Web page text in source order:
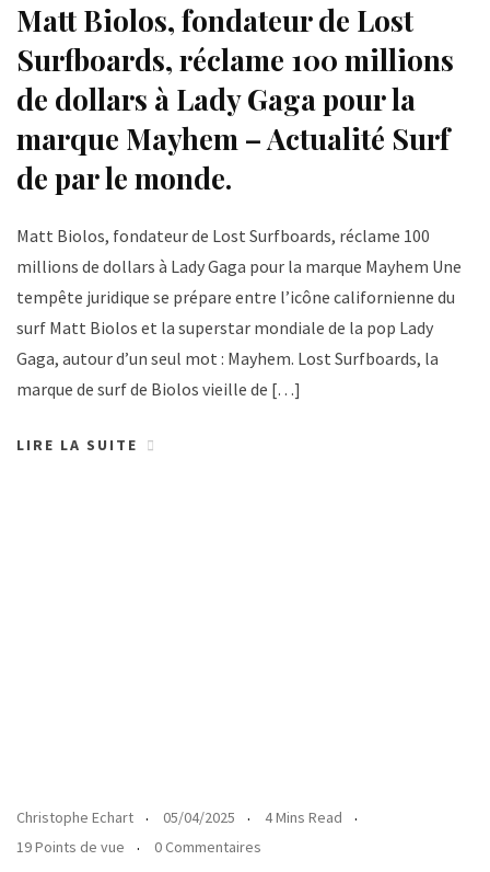
Matt Biolos, fondateur de Lost
Surfboards, réclame 100 millions
de dollars à Lady Gaga pour la
marque Mayhem – Actualité Surf
de par le monde.
Matt Biolos, fondateur de Lost Surfboards, réclame 100
millions de dollars à Lady Gaga pour la marque Mayhem Une
tempête juridique se prépare entre l’icône californienne du
surf Matt Biolos et la superstar mondiale de la pop Lady
Gaga, autour d’un seul mot : Mayhem. Lost Surfboards, la
marque de surf de Biolos vieille de […]
LIRE LA SUITE
Christophe Echart 05/04/2025
4 Mins Read
19 Points de vue
0 Commentaires